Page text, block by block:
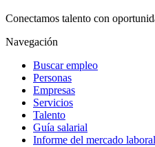
Conectamos talento con
Navegación
Buscar empleo
Personas
Empresas
Servicios
Talento
Guía salarial
Informe del mercado laboral